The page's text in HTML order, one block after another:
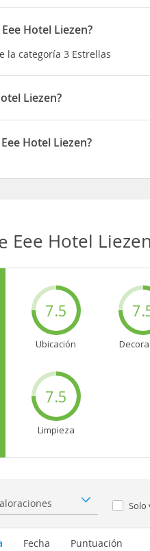
Hotel Liezen?
la categoría 3 Estrellas
Liezen?
cafetería si quieres darte un
favorita en el bar o lounge
Hotel Liezen?
Eee Hotel Liezen
7.5
Ubicación
7.5
Limpieza
Solo
Fecha Puntuación